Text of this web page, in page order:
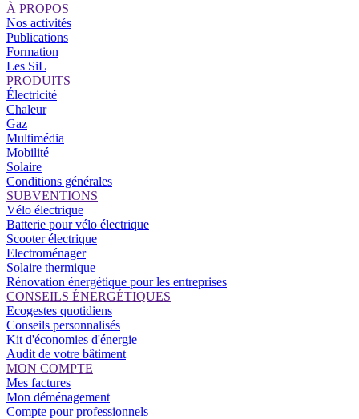
À PROPOS
Nos activités
Publications
Formation
Les SiL
PRODUITS
Électricité
Chaleur
Gaz
Multimédia
Mobilité
Solaire
Conditions générales
SUBVENTIONS
Vélo électrique
Batterie pour vélo électrique
Scooter électrique
Electroménager
Solaire thermique
Rénovation énergétique pour les entreprises
CONSEILS ÉNERGÉTIQUES
Ecogestes quotidiens
Conseils personnalisés
Kit d'économies d'énergie
Audit de votre bâtiment
MON COMPTE
Mes factures
Mon déménagement
Compte pour professionnels